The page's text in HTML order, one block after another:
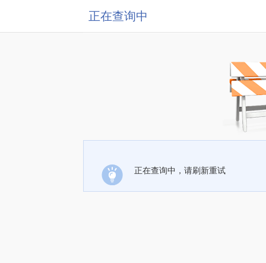
正在查询中
正在查询中，请刷新重试